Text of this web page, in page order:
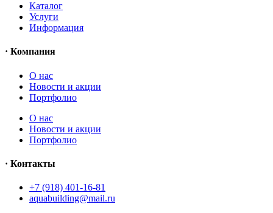
Каталог
Услуги
Информация
· Компания
O нас
Новости и акции
Портфолио
O нас
Новости и акции
Портфолио
· Контакты
+7 (918) 401-16-81
aquabuilding@mail.ru